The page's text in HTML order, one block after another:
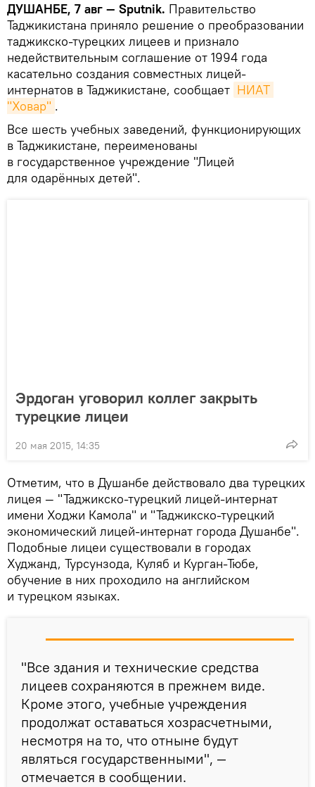
ДУШАНБЕ, 7 авг — Sputnik. Правительство
Таджикистана приняло решение о преобразовании
таджикско-турецких лицеев и признало
недействительным соглашение от 1994 года
касательно создания совместных лицей-
интернатов в Таджикистане, сообщает НИАТ
"Ховар" .
Все шесть учебных заведений, функционирующих
в Таджикистане, переименованы
в государственное учреждение "Лицей
для одарённых детей".
Эрдоган уговорил коллег закрыть
турецкие лицеи
20 мая 2015, 14:35
Отметим, что в Душанбе действовало два турецких
лицея — "Таджикско-турецкий лицей-интернат
имени Ходжи Камола" и "Таджикско-турецкий
экономический лицей-интернат города Душанбе".
Подобные лицеи существовали в городах
Худжанд, Турсунзода, Куляб и Курган-Тюбе,
обучение в них проходило на английском
и турецком языках.
"Все здания и технические средства
лицеев сохраняются в прежнем виде.
Кроме этого, учебные учреждения
продолжат оставаться хозрасчетными,
несмотря на то, что отныне будут
являться государственными", —
отмечается в сообщении.